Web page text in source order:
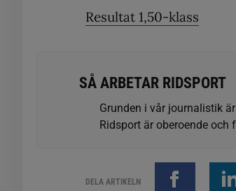
Resultat 1,50-klass
SÅ ARBETAR RIDSPORT
Grunden i vår journalistik
Ridsport är oberoende
DELA ARTIKELN